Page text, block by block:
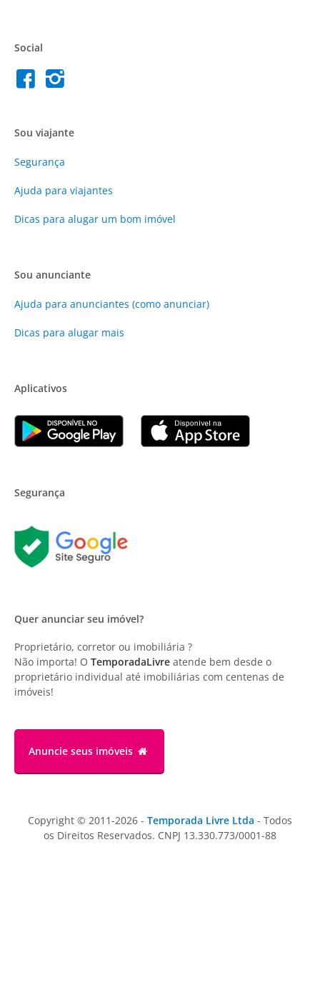
Social
Sou viajante
Segurança
Ajuda para viajantes
Dicas para alugar um bom imóvel
Sou anunciante
Ajuda para anunciantes (como anunciar)
Dicas para alugar mais
Aplicativos
Segurança
Quer anunciar seu imóvel?
Proprietário, corretor ou imobiliária ?
Não importa! O TemporadaLivre atende bem desde o
proprietário individual até imobiliárias com centenas de
imóveis!
Anuncie seus imóveis
Copyright © 2011-2026 - Temporada Livre Ltda - Todos
os Direitos Reservados. CNPJ 13.330.773/0001-88